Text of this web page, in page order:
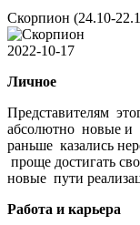
Скорпион (24.10-
2022-10-17
Личное
Представителям
абсолютно новые и
раньше казались
проще достигать
новые пути
Работа и карьера